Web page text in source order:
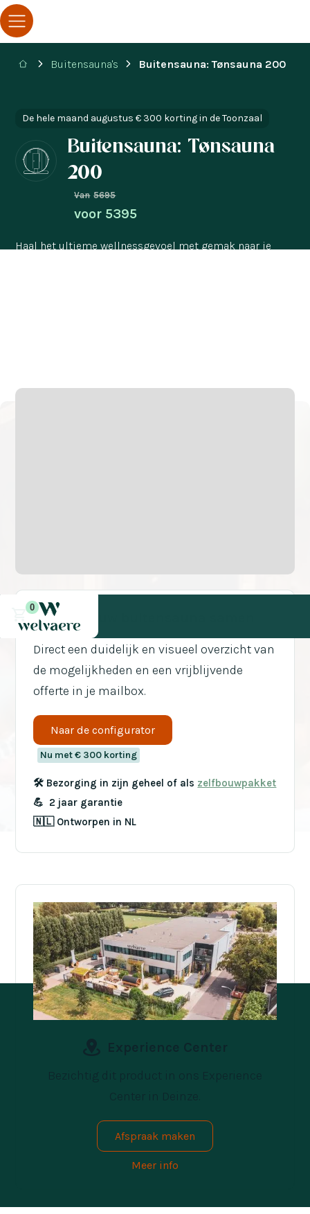
0
Buitensauna's Buitensauna: Tønsauna 200
De hele maand augustus € 300 korting in de Toonzaal
Buitensauna: Tønsauna
200
Van 5695
voor 5395
Haal het ultieme wellnessgevoel met gemak naar je
Direct een duidelijk en visueel overzicht van
de mogelijkheden en een vrijblijvende
offerte in je mailbox.
Naar de configurator
Nu met € 300 korting
🛠️ Bezorging in zijn geheel of als zelfbouwpakket
💪 2 jaar garantie
🇳🇱 Ontworpen in NL
Experience Center
Bezichtig dit product in ons Experience
Center in Deinze.
Afspraak maken
Meer info